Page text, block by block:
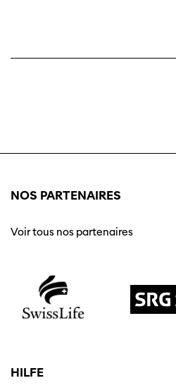
NOS PARTENAIRES
Voir tous nos partenaires
HILFE